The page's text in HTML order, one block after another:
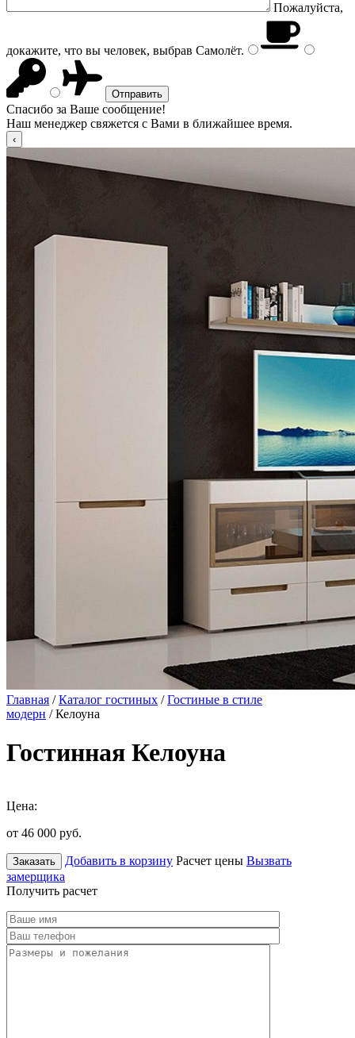
Пожалуйста,
докажите, что вы человек, выбрав Самолёт.
Спасибо за Ваше сообщение!
Наш менеджер свяжется с Вами в ближайшее время.
Главная /Каталог гостиных /Гостиные в стиле
модерн / Келоуна
Гостинная Келоуна
Цена:
от 46 000 руб.
Заказать Добавить в корзину Расчет цены Вызвать
замерщика
Получить расчет